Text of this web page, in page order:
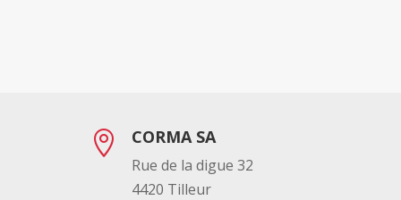
 CORMA SA
Rue de la digue 32
4420 Tilleur